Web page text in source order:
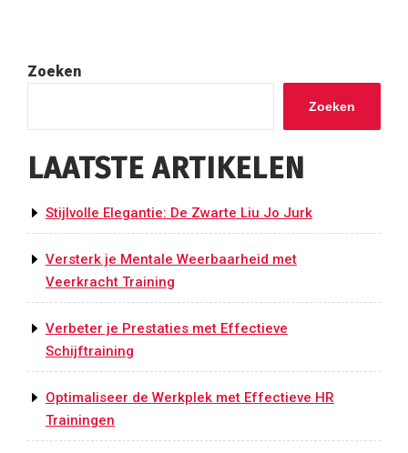
Zoeken
Zoeken
LAATSTE ARTIKELEN
Stijlvolle Elegantie: De Zwarte Liu Jo Jurk
Versterk je Mentale Weerbaarheid met
Veerkracht Training
Verbeter je Prestaties met Effectieve
Schijftraining
Optimaliseer de Werkplek met Effectieve HR
Trainingen